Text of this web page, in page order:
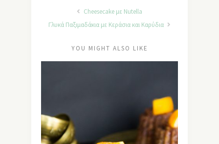
Cheesecake με Nutella
Γλυκά Παξιμαδάκια με Κεράσια και Καρύδια
YOU MIGHT ALSO LIKE